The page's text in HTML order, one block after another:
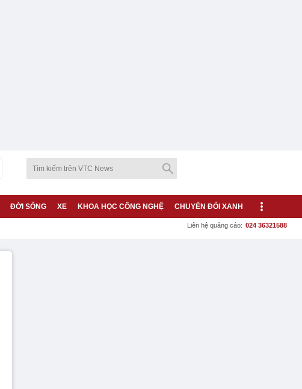
ĐỜI SỐNG XE KHOA HỌC CÔNG NGHỆ CHUYỂN ĐỔI XANH
Liên hệ quảng cáo: 024 36321588